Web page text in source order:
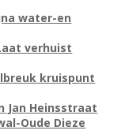
water-en
verhuist
kruispunt
Jan Heinsstraat
Oude Dieze